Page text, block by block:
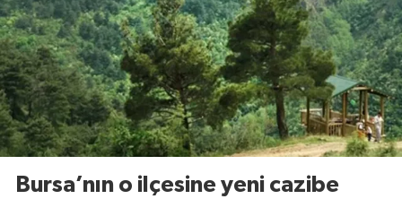
Bursa’nın o ilçesine yeni cazibe